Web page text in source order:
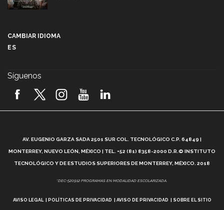
2026! (video)
¿Cómo es el Modelo Educativo Tec? (video)
Vida Tec: Feminismo e Inteligencia Artificial, Paola
CAMBIAR IDIOMA
ES
Síguenos
AV. EUGENIO GARZA SADA 2501 SUR COL. TECNOLÓGICO C.P. 64849 |
MONTERREY, NUEVO LEÓN, MÉXICO | TEL. +52 (81) 8358-2000 D.R.© INSTITUTO
TECNOLÓGICO Y DE ESTUDIOS SUPERIORES DE MONTERREY, MÉXICO. 2018
*DEC-520912 PROGRAMAS EN MODALIDAD ESCOLARIZADA.
AVISO LEGAL POLÍTICAS DE PRIVACIDAD AVISO DE PRIVACIDAD SOBRE EL SITIO